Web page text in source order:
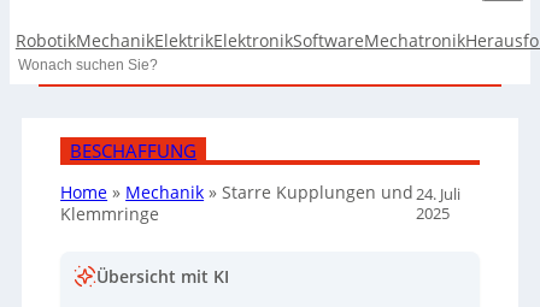
RobotikMechanikElektrikElektronikSoftwareMechatronik
Search
BESCHAFFUNG
Home » Mechanik »Starre Kupplungen und
Klemmringe
24. Juli
2025
Übersicht mit KI